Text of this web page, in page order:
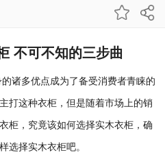
不可不知的三步曲
诸多优点成为了备受消费者青睐的
打这种衣柜，但是随着市场上的销
柜，究竟该如何选择实木衣柜，确
选择实木衣柜吧。